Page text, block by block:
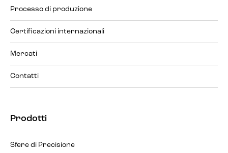
Processo di produzione
Certificazioni internazionali
Mercati
Contatti
Prodotti
Sfere di Precisione